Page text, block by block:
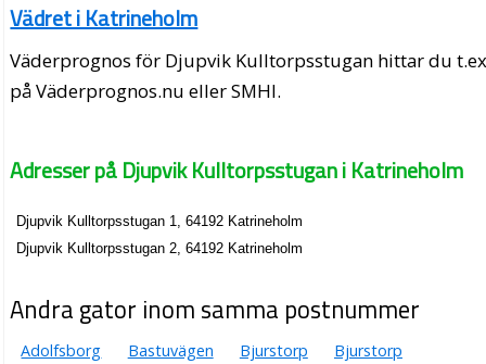
Vädret i Katrineholm
Väderprognos för Djupvik Kulltorpsstugan hittar du
på Väderprognos.nu eller SMHI.
Adresser på Djupvik Kulltorpsstugan i Katrineholm
Djupvik Kulltorpsstugan 1, 64192 Katrineholm
Djupvik Kulltorpsstugan 2, 64192 Katrineholm
Andra gator inom samma postnummer
Adolfsborg Bastuvägen Bjurstorp
Bjurstorp